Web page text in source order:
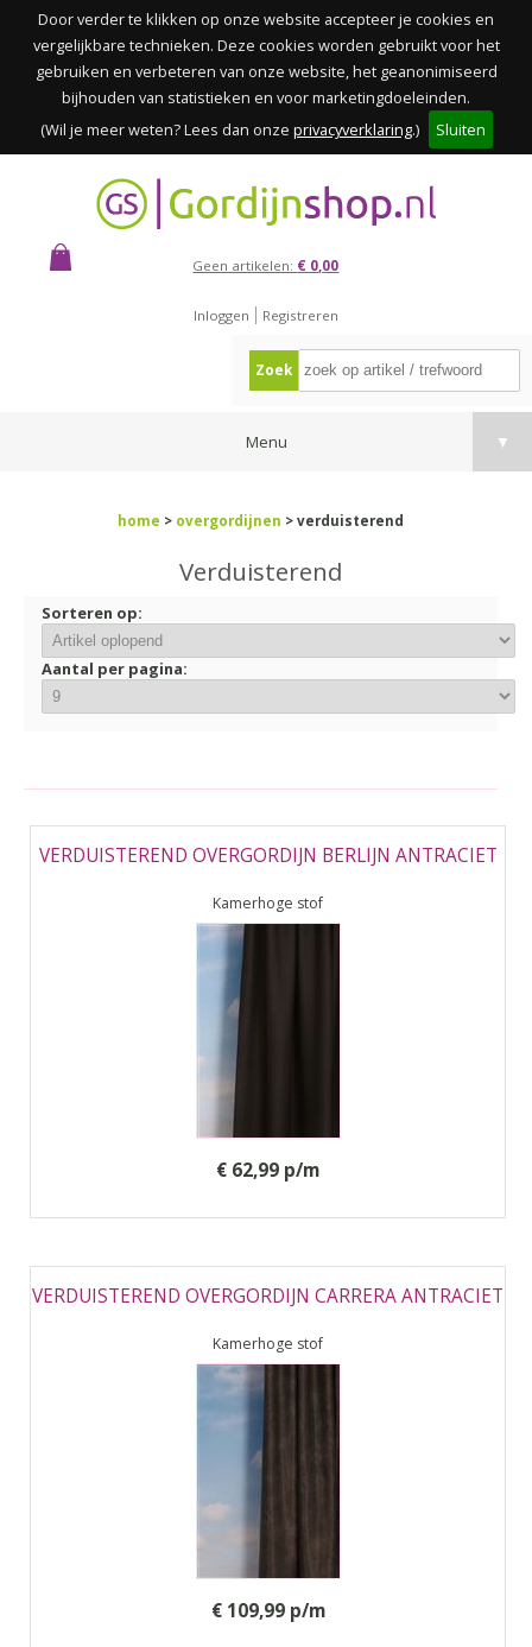
Door verder te klikken op onze website accepteer je cookies en
vergelijkbare technieken. Deze cookies worden gebruikt voor het
gebruiken en verbeteren van onze website, het geanonimiseerd
bijhouden van statistieken en voor marketingdoeleinden.
(Wil je meer weten? Lees dan onze privacyverklaring.) Sluiten
Geen artikelen: € 0,00
Inloggen Registreren
Zoek
Menu ▼
home > overgordijnen > verduisterend
Verduisterend
Sorteren op:
Aantal per pagina:
VERDUISTEREND OVERGORDIJN BERLIJN ANTRACIET
Kamerhoge stof
€ 62,99 p/m
VERDUISTEREND OVERGORDIJN CARRERA ANTRACIET
Kamerhoge stof
€ 109,99 p/m